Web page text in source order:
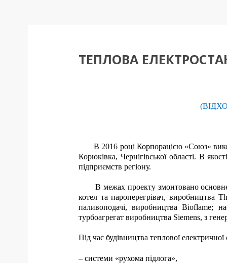
ТЕПЛОВА
В 2016 році Корпорацією «Союз»
Корюківка, Чернігівської області. В
підприємств регіону.
В межах проекту змонтовано основне
котел та пароперегрівач, виробництва
паливоподачі, виробництваBioflame;
турбоагрегат виробництва Siemens, з
Під час будівництва теплової
– системи «рухома підлога»,